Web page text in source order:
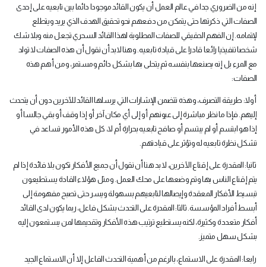
إنه من الضروري جدا في عالم العمل أن يكون القائد موجودا دائما بين تابعيه على إحدى
الصفات التي ذكرتها حتى يتمكن من دفعهم نحو تحقيق الهدف الذي يريد ويتطلع
لإتمامه. إن الفهم الحقيقي للصفات المطلوبة لهذا القائد السحري تجعل منه وبلا شك
شخصا تنفيذيا رائعا قادرا على قيادة تابعيه. وهنا لابد أن نقول أن هذه الصفات لا تولد
مع المرء بل إنه يصنعها بنفسه ثم يتحلى بها بشكل دائم ومستمر، ومن أهم هذه
الصفات:
أولا: طريقة التصرف، وهذه تتضمن الإشارات التي يرسلها القائد للآخرين دون أن يتحدث
إليهم. فإذا ما نظر مباشرة إلى عيونهم أو إلى أي مكان آخر أو إذا وقف أو بقي جالسا أو
إذا هو ابتسم أو لم يبتسم أو صافح تابعيه بحرارة أم لا، كل هذه الأمور تساعد في
تشكل نظرة تابعيه له وتؤثر على قيادتهم.
ثانيا: المقدرة على إقناع الآخرين، لا بد هنا أن نقول أن جميع الأفكار تكون بلا فائدة إذا لم
يتم إقناع الناس بها وتم وضعها على محك العمل. ومثل هؤلاء القادة يستطيعون
تبسيط الأفكار المعقدة وإيصالها لتابعيهم بسهولة ويسر حتى تصبح مفهومة إلى
أبسط أفراد المؤسسة. ثالثا: المقدرة على التحدث بشكل فاعل، ربما يكون لدى القائد
أفكار متعددة وكثيرة، لكنه يستطيع ترتيب هذه الأفكار وتقديمها لمن يستمعون إليه
بشكل سهل متميز.
رابعا: المقدرة على الاستماع، بالرغم من أهمية التحدث الفاعل إلا أن الاستماع الجيد